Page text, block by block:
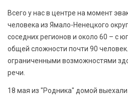
Всего у нас в центре на момент
человека из Ямало-Ненецкого
соседних регионов и около 60 – с
общей сложности почти 90
ограниченными возможностями
речи.
18 мая из "Родника" домой выехали